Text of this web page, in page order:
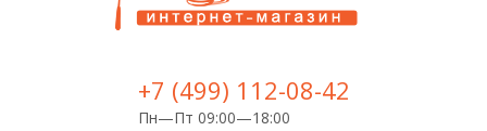
+7 (499) 112-08-42
Пн—Пт 09:00—18:00